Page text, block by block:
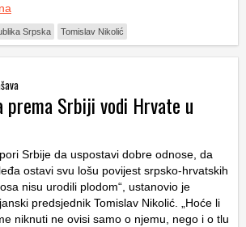
Srpska Tomislav Nikolić
prema Srbiji vodi Hrvate u
Srbije da uspostavi dobre odnose, da
ostavi svu lošu povijest srpsko-hrvatskih
nisu urodili plodom“, ustanovio je
predsjednik Tomislav Nikolić. „Hoće li
niknuti ne ovisi samo o njemu, nego i o tlu